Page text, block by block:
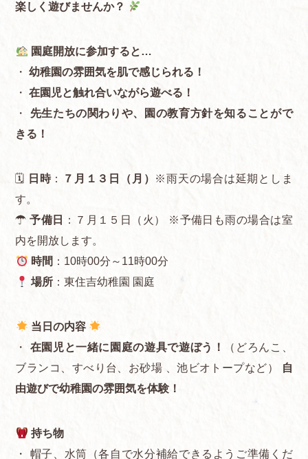
楽しく遊びませんか？
園庭開放に参加すると…
・幼稚園の雰囲気を肌で感じられる！
・在園児と触れ合いながら遊べる！
・ 先生たちの関わりや、園の教育方針を知ることがで
きる！
🗓 日時： ７月１３日（月）
※雨天の場合は延期としま
す。
☂予備日
：７月１５日（火） ※予備日も雨の場合は室
内を開放します。
時間 ：10時00分～11時00分
場所：東住吉幼稚園 園庭
当日の内容
・ 在園児と一緒に園庭の遊具で遊ぼう！
（どろんこ、
ブランコ、すべり台、お砂場 、池ビオトープなど）
自
由遊びで幼稚園の雰囲気を体験！
持ち物
・ 帽子、水筒（各自で水分補給できるようご準備くだ